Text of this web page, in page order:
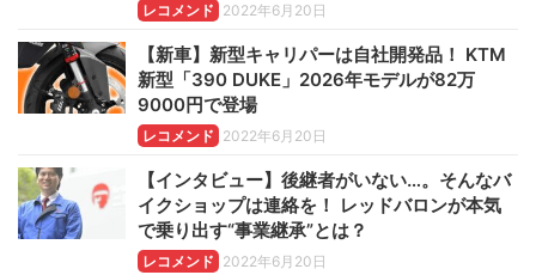
レコメンド 2022年6月20日
【新車】新型キャリパーは自社開発品！ KTM
新型「390 DUKE」2026年モデルが82万
9000円で登場
レコメンド 2022年6月20日
【インタビュー】後継者がいない…。そんなバ
イクショップは連絡を！ レッドバロンが本気
で乗り出す“事業継承”とは？
レコメンド 2022年6月20日